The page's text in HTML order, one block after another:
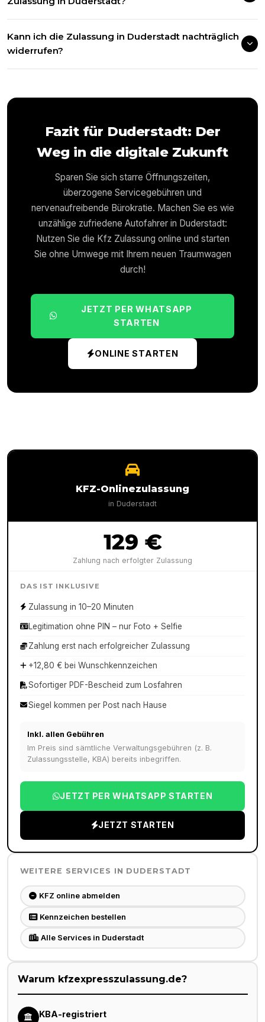
Kann ich die Zulassung in Duderstadt nachträglich
widerrufen?
Fazit für Duderstadt: Der
Weg in die digitale Zukunft
Sparen Sie sich starre Öffnungszeiten,
überzogene Servicegebühren und
nervenaufreibende Bürokratie. Machen Sie es wie
unzählige zufriedene Autofahrer in Duderstadt:
Nutzen Sie die Kfz Zulassung online und starten
Sie ohne Umwege mit Ihrem neuen Traumwagen
durch!
JETZT PER WHATSAPP
STARTEN
ONLINE STARTEN
KFZ-Onlinezulassung
in Duderstadt
129 €
Zahlung nach erfolgter Zulassung
DAS IST INKLUSIVE
Zulassung in 10–20 Minuten
Legitimation ohne PIN – nur Foto + Selfie
Zahlung erst nach erfolgreicher Zulassung
+12,80 € bei Wunschkennzeichen
Sofortiger PDF-Bescheid zum Losfahren
Siegel kommen per Post nach Hause
Inkl. allen Gebühren
Im Preis sind sämtliche Verwaltungsgebühren (z. B.
Zulassungsstelle, KBA) bereits inbegriffen.
JETZT PER WHATSAPP STARTEN
JETZT STARTEN
WEITERE SERVICES IN DUDERSTADT
KFZ online abmelden
Kennzeichen bestellen
Alle Services in Duderstadt
Warum kfzexpresszulassung.de?
KBA-registriert